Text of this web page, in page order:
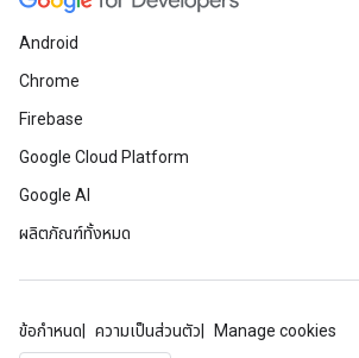
Android
Chrome
Firebase
Google Cloud Platform
Google AI
ผลิตภัณฑ์ทั้งหมด
ข้อกำหนด ความเป็นส่วนตัว Manage cookies